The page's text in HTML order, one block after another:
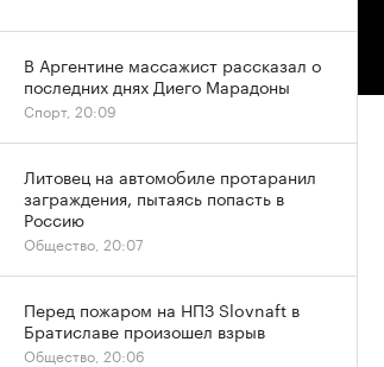
В Аргентине массажист рассказал о
последних днях Диего Марадоны
Спорт, 20:09
Литовец на автомобиле протаранил
заграждения, пытаясь попасть в
Россию
Общество, 20:07
Перед пожаром на НПЗ Slovnaft в
Братиславе произошел взрыв
Общество, 20:06